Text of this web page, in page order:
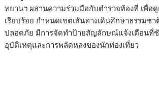
ทยานฯ ผสานความร่วมมือกับตำรวจท้องที่ เพื่อ
เรียบร้อย​ กำหนดเขตเส้นทางเดินศึกษาธรรมช
ปลอดภัย มีการจัดทำป้ายสัญลักษณ์แจ้งเตือนที่ชั
อุบัติเหตุและการพลัดหลงของนักท่องเที่ยว